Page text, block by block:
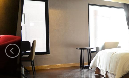
台
灣
訂
房